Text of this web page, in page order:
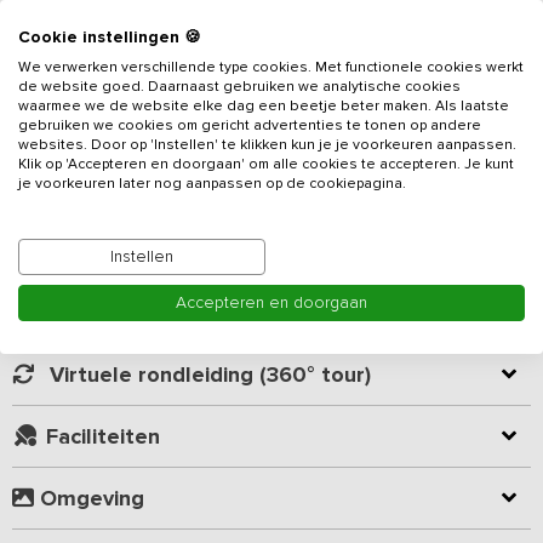
vakantieadresbeschikt over 7 slaapkamers, 2 badkamers, een
erg ruime tuin met veel speelgelegenheid en is geschikt voor 18
personen. Deze vakantieboerderij ligt aan de rand van een
prachtig natuurgebied op de Duits-Nederlandse grens. De
omgeving kenmerkt zich door een afwisselend landschap
Je beschikt over een ruime woonkamer en eetkeuken. De
woonkamer is gezellig ingericht met grote banken en fauteuils,
woonkeuken is van alle gemakken voorzien zoals 4-pits
gasfornuis, wokbrander, oven, combimagnetron, vaatwasser, 2
koelkasten en 3 vriesladen. Hier kun je heerlijke maaltijden
bereiden en gezamenlijk eten aan de lange eettafel met 18
stoelen.
In totaal zijn er 7 slaapkamers en 2 badkamers met elk 2 douches,
Lees meer
Kamer indeling
Geverifieerde beoordelingen
Virtuele rondleiding (360° tour)
Faciliteiten
Omgeving
Cookie instellingen 🍪
We verwerken verschillende type cookies. Met functionele cookies werkt
de website goed. Daarnaast gebruiken we analytische cookies
waarmee we de website elke dag een beetje beter maken. Als laatste
gebruiken we cookies om gericht advertenties te tonen op andere
websites. Door op 'Instellen' te klikken kun je je voorkeuren aanpassen.
Klik op 'Accepteren en doorgaan' om alle cookies te accepteren. Je kunt
je voorkeuren later nog aanpassen op de cookiepagina.
Instellen
Accepteren en doorgaan